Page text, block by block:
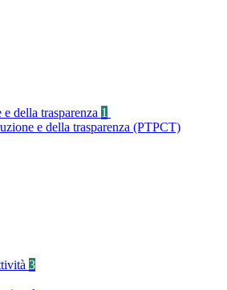
della trasparenza 1
e della trasparenza (PTPCT)
3